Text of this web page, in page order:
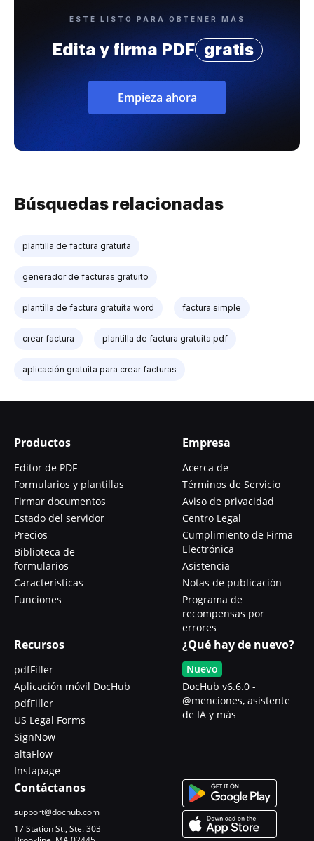
ESTÉ LISTO PARA OBTENER MÁS
Edita y firma PDF gratis
Empieza ahora
Búsquedas relacionadas
plantilla de factura gratuita
generador de facturas gratuito
plantilla de factura gratuita word factura simple
crear factura plantilla de factura gratuita pdf
aplicación gratuita para crear facturas
Productos
Editor de PDF
Formularios y plantillas
Firmar documentos
Estado del servidor
Precios
Biblioteca de
formularios
Características
Funciones
Empresa
Acerca de
Términos de Servicio
Aviso de privacidad
Centro Legal
Cumplimiento de Firma
Electrónica
Asistencia
Notas de publicación
Programa de
recompensas por
errores
Recursos
pdfFiller
Aplicación móvil DocHub
pdfFiller
US Legal Forms
SignNow
altaFlow
Instapage
¿Qué hay de nuevo?
Nuevo
DocHub v6.6.0 -
@menciones, asistente
de IA y más
Contáctanos
support@dochub.com
17 Station St., Ste. 303